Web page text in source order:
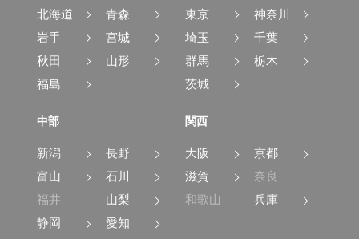
北海道
青森
岩手
宮城
秋田
山形
福島
東京
神奈川
埼玉
千葉
群馬
栃木
茨城
中部
新潟
長野
富山
石川
福井
山梨
静岡
愛知
関西
大阪
京都
滋賀
奈良
和歌山
兵庫